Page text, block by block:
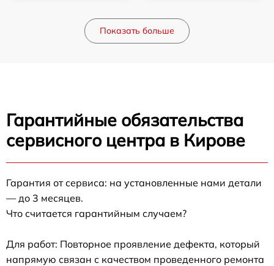
Показать больше
Гарантийные обязательства
сервисного центра в Кирове
Гарантия от сервиса: на установленные нами детали
— до 3 месяцев.
Что считается гарантийным случаем?
Для работ: Повторное проявление дефекта, который
напрямую связан с качеством проведенного ремонта